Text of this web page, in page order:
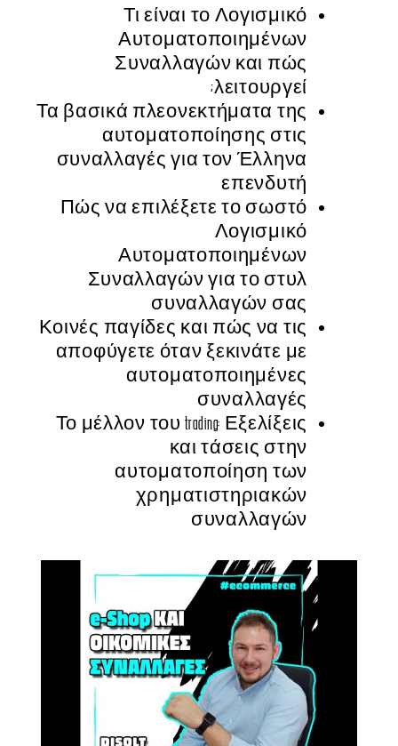
Τι είναι το Λογισμικό
Αυτοματοποιημένων
Συναλλαγών και πώς
λειτουργεί;
Τα βασικά πλεονεκτήματα της
αυτοματοποίησης στις
συναλλαγές για τον Έλληνα
επενδυτή
Πώς να επιλέξετε το σωστό
Λογισμικό
Αυτοματοποιημένων
Συναλλαγών για το στυλ
συναλλαγών σας
Κοινές παγίδες και πώς να τις
αποφύγετε όταν ξεκινάτε με
αυτοματοποιημένες
συναλλαγές
Το μέλλον του trading: Εξελίξεις
και τάσεις στην
αυτοματοποίηση των
χρηματιστηριακών
συναλλαγών